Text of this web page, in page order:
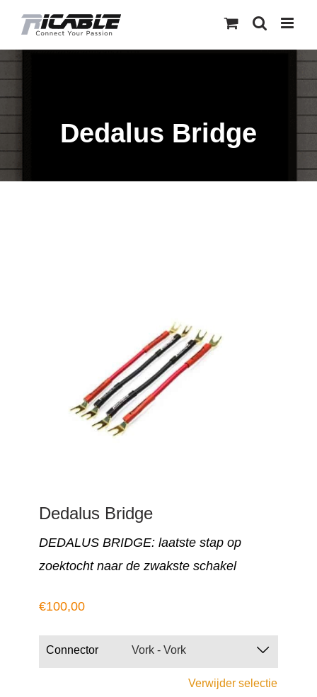
Dedalus Bridge
Dedalus Bridge
DEDALUS BRIDGE: laatste stap op
zoektocht naar de zwakste schakel
€100,00
Connector 
Verwijder selectie